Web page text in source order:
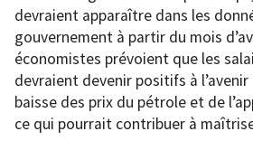
devraient apparaître dans les
gouvernement à partir du mois
économistes prévoient que les
devraient devenir positifs à
baisse des prix du pétrole et de
ce qui pourrait contribuer à